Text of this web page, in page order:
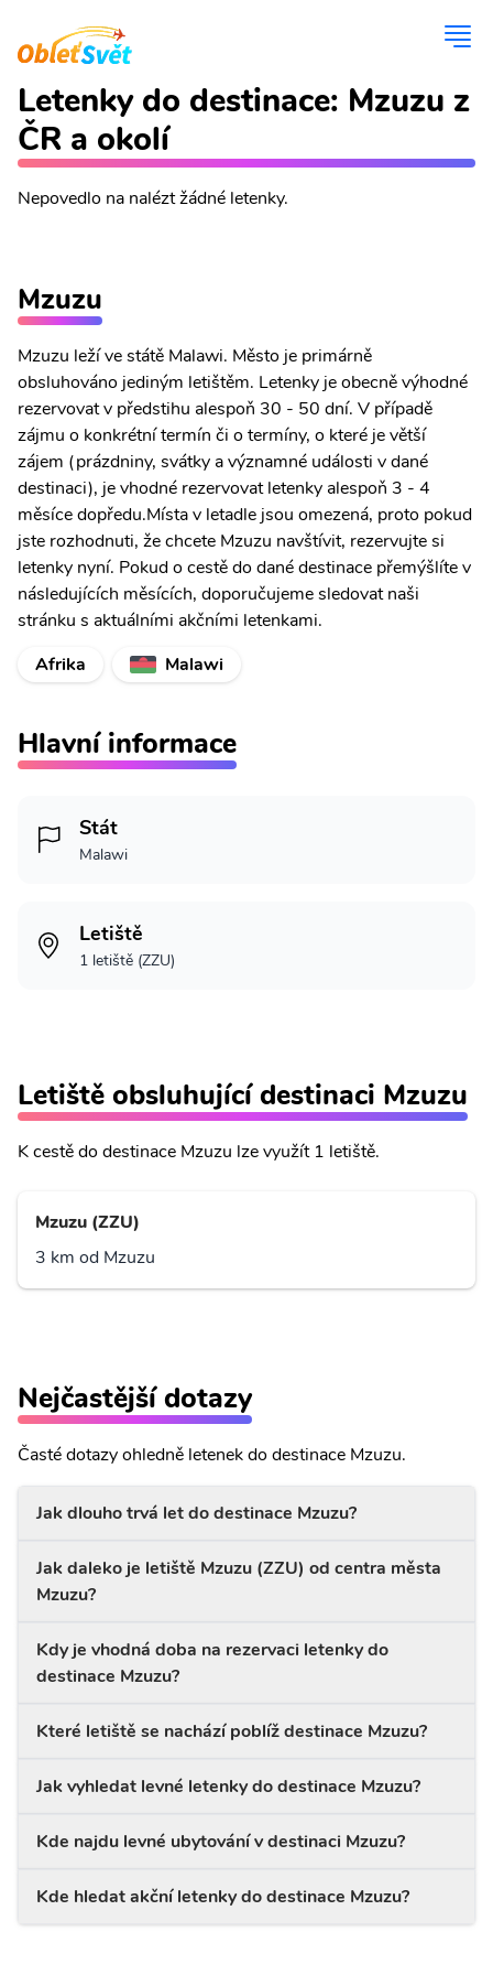
Letenky do destinace: Mzuzu z
ČR a okolí
Nepovedlo na nalézt žádné letenky.
Mzuzu
Mzuzu leží ve státě Malawi. Město je primárně
obsluhováno jediným letištěm. Letenky je obecně výhodné
rezervovat v předstihu alespoň 30 - 50 dní. V případě
zájmu o konkrétní termín či o termíny, o které je větší
zájem (prázdniny, svátky a významné události v dané
destinaci), je vhodné rezervovat letenky alespoň 3 - 4
měsíce dopředu.Místa v letadle jsou omezená, proto pokud
jste rozhodnuti, že chcete Mzuzu navštívit, rezervujte si
letenky nyní. Pokud o cestě do dané destinace přemýšlíte v
následujících měsících, doporučujeme sledovat naši
stránku s aktuálními akčními letenkami.
Afrika
Malawi
Hlavní informace
Stát
Malawi
Letiště
1 letiště (ZZU)
Letiště obsluhující destinaci Mzuzu
K cestě do destinace Mzuzu lze využít 1 letiště.
Mzuzu (ZZU)
3 km od Mzuzu
Nejčastější dotazy
Časté dotazy ohledně letenek do destinace Mzuzu.
Jak dlouho trvá let do destinace Mzuzu?
Jak daleko je letiště Mzuzu (ZZU) od centra města
Mzuzu?
Kdy je vhodná doba na rezervaci letenky do
destinace Mzuzu?
Které letiště se nachází poblíž destinace Mzuzu?
Jak vyhledat levné letenky do destinace Mzuzu?
Kde najdu levné ubytování v destinaci Mzuzu?
Kde hledat akční letenky do destinace Mzuzu?